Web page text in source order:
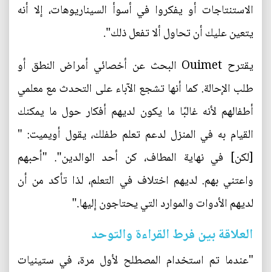
الاستنتاجات أو يفكروا في أسوأ السيناريوهات، إلا أنه
يتعين عليك أن تحاول ألا تفعل ذلك".
يقترح Ouimet البحث عن أخصائي أمراض النطق أو
طلب الإحالة. كما أنها تشجع الآباء على التحدث مع معلمي
أطفالهم لأنه غالبًا ما يكون لديهم أفكار حول ما يمكنك
القيام به في المنزل لدعم تعلم طفلك، يقول أويميت: "
[لكن] في نهاية المطاف، كن أحد الوالدين". "أحبهم
واعتني بهم. لديهم اختلاف في التعلم، لذا تأكد من أن
لديهم الأدوات والموارد التي يحتاجون إليها."
العلاقة بين فرط القراءة والتوحد
"عندما تم استخدام المصطلح لأول مرة، في ستينيات